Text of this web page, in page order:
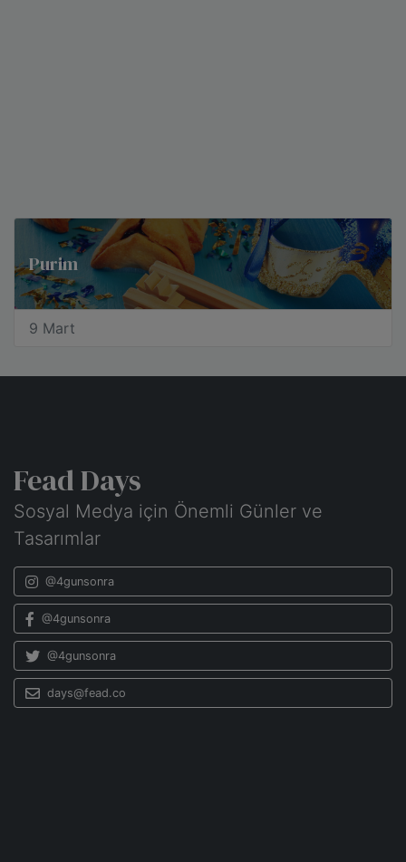
Purim
9 Mart
Fead Days
Sosyal Medya için Önemli Günler ve
Tasarımlar
@4gunsonra
@4gunsonra
@4gunsonra
days@fead.co